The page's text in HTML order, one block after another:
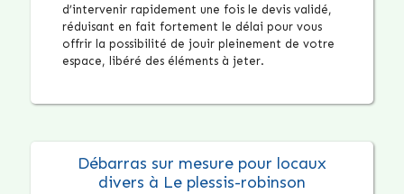
d’intervenir rapidement une fois le devis validé,
réduisant en fait fortement le délai pour vous
offrir la possibilité de jouir pleinement de votre
espace, libéré des éléments à jeter.
Débarras sur mesure pour locaux
divers à Le plessis-robinson